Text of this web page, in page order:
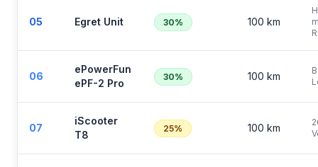
05 Egret Unit 30% 100 km
06
ePowerFun
ePF-2 Pro
30% 100 km
07
iScooter
T8
25% 100 km